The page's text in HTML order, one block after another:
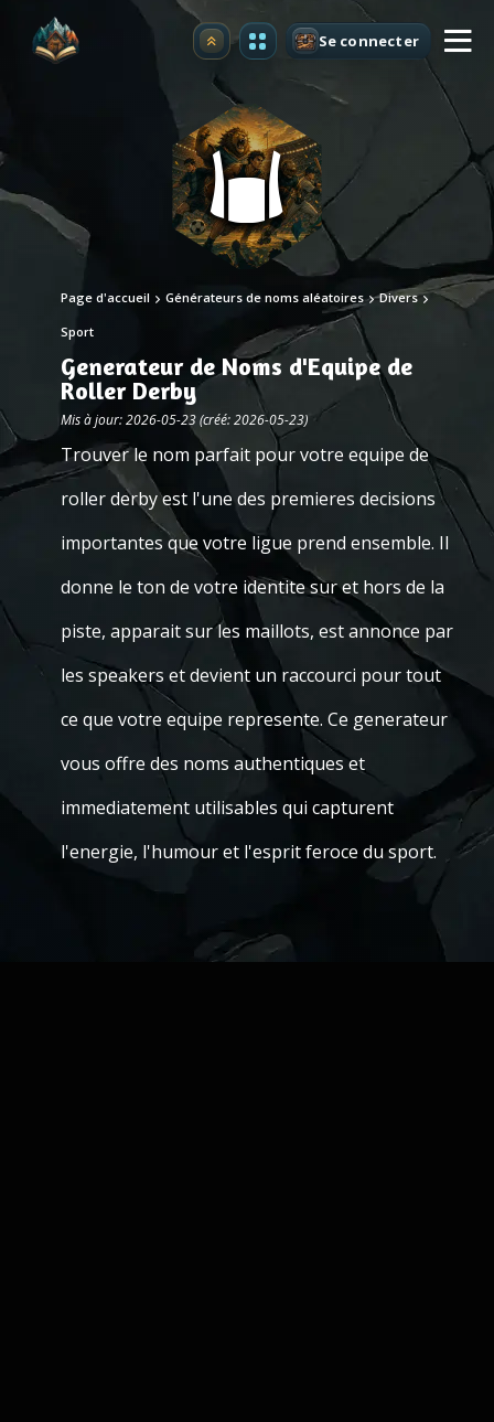
Premium Se connecter
Page d'accueil Générateurs de noms aléatoires Divers
Sport
Generateur de Noms d'Equipe de
Roller Derby
Mis à jour: 2026-05-23 (créé: 2026-05-23)
Trouver le nom parfait pour votre equipe de
roller derby est l'une des premieres decisions
importantes que votre ligue prend ensemble. Il
donne le ton de votre identite sur et hors de la
piste, apparait sur les maillots, est annonce par
les speakers et devient un raccourci pour tout
ce que votre equipe represente. Ce generateur
vous offre des noms authentiques et
immediatement utilisables qui capturent
l'energie, l'humour et l'esprit feroce du sport.